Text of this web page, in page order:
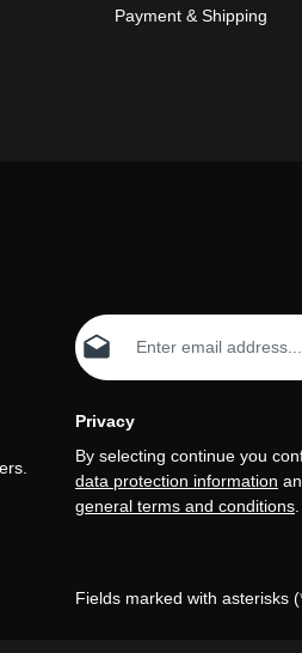
Payment & Shipping
Email address*
Privacy
By selecting continue you
data protection information
general terms and conditions
Fields marked with asterisks